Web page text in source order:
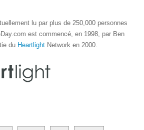
lu par plus de 250,000 personnes
est commencé, en 1998, par Ben
du Heartlight Network en 2000.